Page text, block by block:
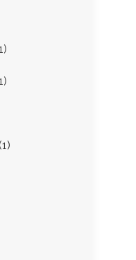
(1)